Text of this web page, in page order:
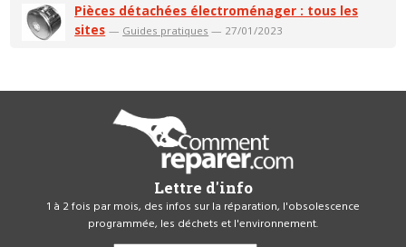
Pièces détachées électroménager : tous les
sites — Guides pratiques — 27/01/2023
Lettre d'info
1 à 2 fois par mois, des infos sur la réparation, l'obsolescence
programmée, les déchets et l'environnement.